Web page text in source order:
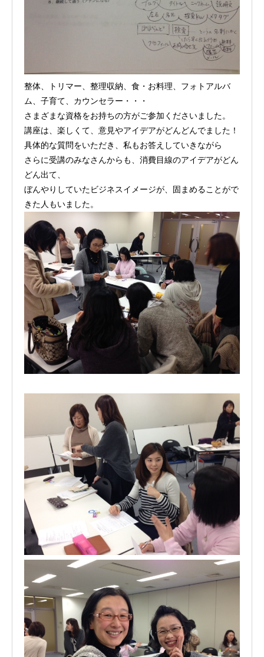
整体、トリマー、整理収納、食・お料理、フォトアルバ
ム、子育て、カウンセラー・・・
さまざまな資格をお持ちの方がご参加くださいました。
講座は、楽しくて、意見やアイデアがどんどんでました！
具体的な質問をいただき、私もお答えしていきながら
さらに受講のみなさんからも、消費目線のアイデアがどん
どん出て、
ぼんやりしていたビジネスイメージが、固まめることがで
きた人もいました。